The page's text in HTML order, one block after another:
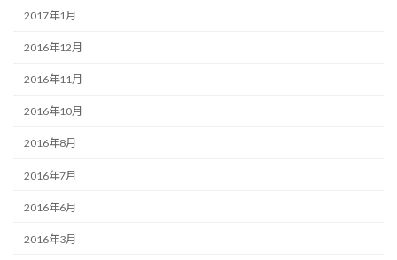
2017年1月
2016年12月
2016年11月
2016年10月
2016年8月
2016年7月
2016年6月
2016年3月